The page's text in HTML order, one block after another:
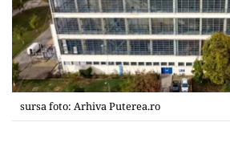
sursa foto: Arhiva Puterea.ro